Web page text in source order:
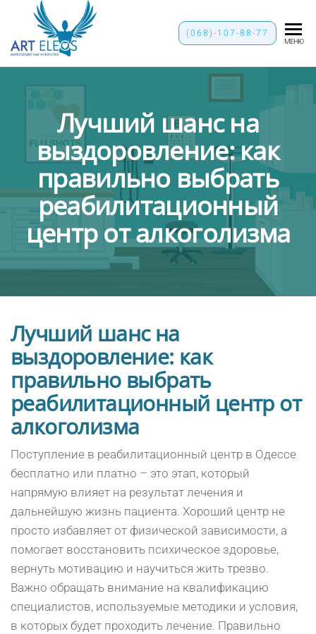
ELEOS"
(068)-107-88-77
МЕНЮ
Лучший шанс на
выздоровление: как
правильно выбрать
реабилитационный
центр от алкоголизма
Лучший шанс на
выздоровление: как
правильно выбрать
реабилитационный центр от
алкоголизма
Поступление в реабилитационный центр в Одессе
бесплатно или платно – это этап, который
напрямую влияет на результат лечения и
дальнейшую жизнь пациента. Хороший центр не
просто избавляет от физической зависимости, а
помогает восстановить психическое здоровье,
вернуть мотивацию и научиться жить трезво.
Важно обращать внимание на квалификацию
специалистов, используемые методики и условия,
в которых будет проходить лечение. Правильно